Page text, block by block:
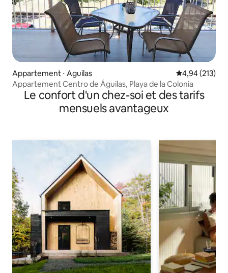
Appartement ⋅ Aguilas Évaluation
4,94 (213)
Appartement Centro de Águilas, Playa de la Colonia
Le confort d'un chez-soi et des tarifs
mensuels avantageux